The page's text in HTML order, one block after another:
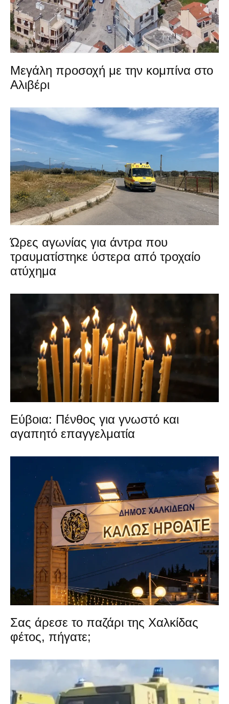
Μεγάλη προσοχή με την κομπίνα στο
Αλιβέρι
Ώρες αγωνίας για άντρα που
τραυματίστηκε ύστερα από τροχαίο
ατύχημα
Εύβοια: Πένθος για γνωστό και
αγαπητό επαγγελματία
Σας άρεσε το παζάρι της Χαλκίδας
φέτος, πήγατε;